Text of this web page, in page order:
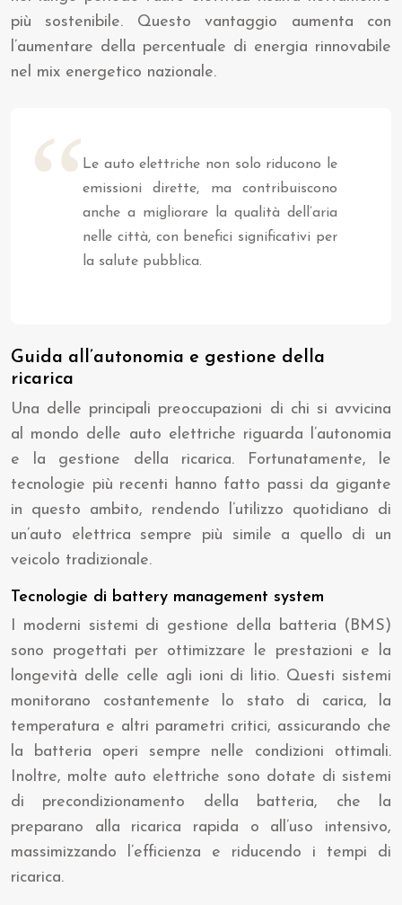
più sostenibile. Questo vantaggio aumenta con
l’aumentare della percentuale di energia rinnovabile
nel mix energetico nazionale.
Le auto elettriche non solo riducono le
emissioni dirette, ma contribuiscono
anche a migliorare la qualità dell’aria
nelle città, con benefici significativi per
la salute pubblica.
Guida all’autonomia e gestione della
ricarica
Una delle principali preoccupazioni di chi si avvicina
al mondo delle auto elettriche riguarda l’autonomia
e la gestione della ricarica. Fortunatamente, le
tecnologie più recenti hanno fatto passi da gigante
in questo ambito, rendendo l’utilizzo quotidiano di
un’auto elettrica sempre più simile a quello di un
veicolo tradizionale.
Tecnologie di battery management system
I moderni sistemi di gestione della batteria (BMS)
sono progettati per ottimizzare le prestazioni e la
longevità delle celle agli ioni di litio. Questi sistemi
monitorano costantemente lo stato di carica, la
temperatura e altri parametri critici, assicurando che
la batteria operi sempre nelle condizioni ottimali.
Inoltre, molte auto elettriche sono dotate di sistemi
di precondizionamento della batteria, che la
preparano alla ricarica rapida o all’uso intensivo,
massimizzando l’efficienza e riducendo i tempi di
ricarica.